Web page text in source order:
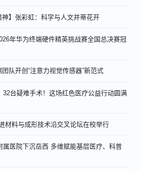
神】张彩虹：科学与人文并蒂花开
年华为终端硬件精英挑战赛全国总决赛冠
队开创“注意力视觉传感器”新范式
32台疑难手术！这场红色医疗公益行动圆满
材料与成形技术沿交叉论坛在校举行
属医院下沉岳西 多维赋能基层医疗、科普